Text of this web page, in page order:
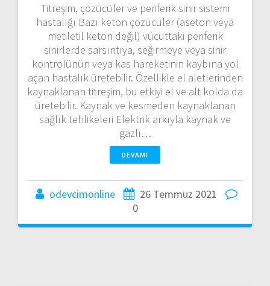
Titreşim, çözücüler ve periferik sinir sistemi
hastalığı Bazı keton çözücüler (aseton veya
metiletil keton değil) vücuttaki periferik
sinirlerde sarsıntıya, seğirmeye veya sinir
kontrolünün veya kas hareketinin kaybına yol
açan hastalık üretebilir. Özellikle el aletlerinden
kaynaklanan titreşim, bu etkiyi el ve alt kolda da
üretebilir. Kaynak ve kesmeden kaynaklanan
sağlık tehlikeleri Elektrik arkıyla kaynak ve
gazlı…
DEVAMI
odevcimonline
26 Temmuz 2021
0